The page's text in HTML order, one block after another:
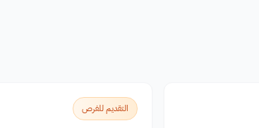
التقديم للفرص